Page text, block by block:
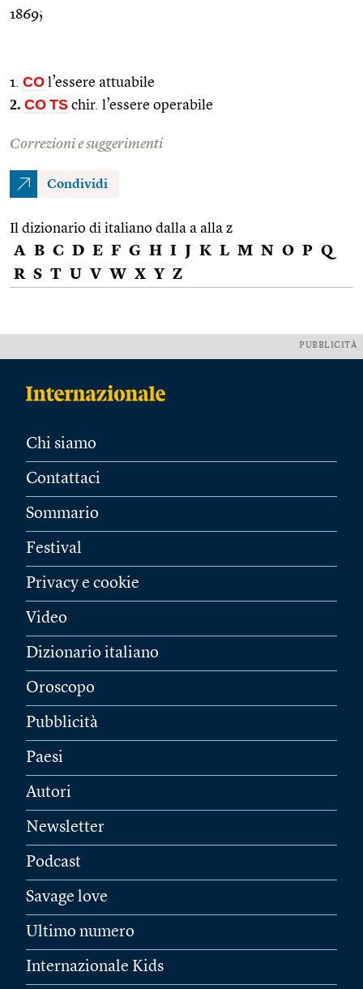
1869;
1. CO l’essere attuabile
2. CO TS chir. l’essere operabile
Correzioni e suggerimenti
Condividi
Il dizionario di italiano dalla a alla z
A B C D E F G H I J K L M N O P Q
R S T U V W X Y Z
PUBBLICITÀ
Chi siamo
Contattaci
Sommario
Festival
Privacy e cookie
Video
Dizionario italiano
Oroscopo
Pubblicità
Paesi
Autori
Newsletter
Podcast
Savage love
Ultimo numero
Internazionale Kids